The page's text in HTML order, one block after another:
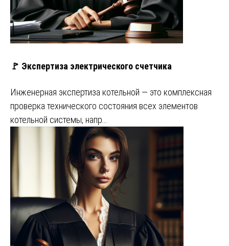
🚩 Экспертиза электрического счетчика
Инженерная экспертиза котельной — это комплексная
проверка технического состояния всех элементов
котельной системы, напр…